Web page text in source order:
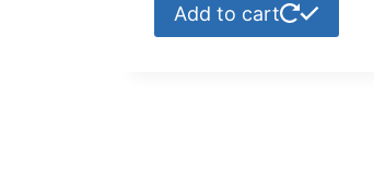
Add to cart